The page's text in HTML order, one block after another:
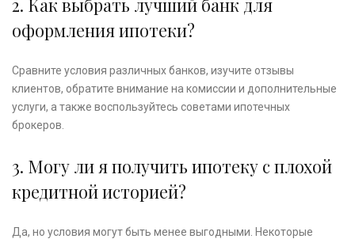
2. Как выбрать лучший банк для
оформления ипотеки?
Сравните условия различных банков, изучите отзывы
клиентов, обратите внимание на комиссии и дополнительные
услуги, а также воспользуйтесь советами ипотечных
брокеров.
3. Могу ли я получить ипотеку с плохой
кредитной историей?
Да, но условия могут быть менее выгодными. Некоторые